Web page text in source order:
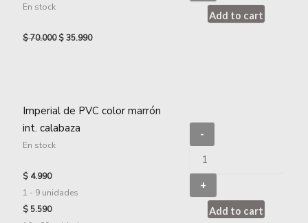
En stock
$70.000 $35.990
Add to cart
Imperial de PVC color marrón
int. calabaza
En stock
$ 4.990
1 - 9 unidades
$5.590
-
+
Add to cart